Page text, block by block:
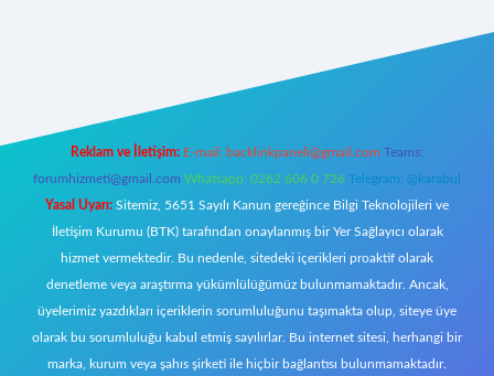
Reklam ve İletişim: E-mail: backlinkpaneli@gmail.com Teams:
forumhizmeti@gmail.com Whatsapp: 0262 606 0 726 Telegram: @karabul
Yasal Uyarı: Sitemiz, 5651 Sayılı Kanun gereğince Bilgi Teknolojileri ve
İletişim Kurumu (BTK) tarafından onaylanmış bir Yer Sağlayıcı olarak
hizmet vermektedir. Bu nedenle, sitedeki içerikleri proaktif olarak
denetleme veya araştırma yükümlülüğümüz bulunmamaktadır. Ancak,
üyelerimiz yazdıkları içeriklerin sorumluluğunu taşımakta olup, siteye üye
olarak bu sorumluluğu kabul etmiş sayılırlar. Bu internet sitesi, herhangi bir
marka, kurum veya şahıs şirketi ile hiçbir bağlantısı bulunmamaktadır.